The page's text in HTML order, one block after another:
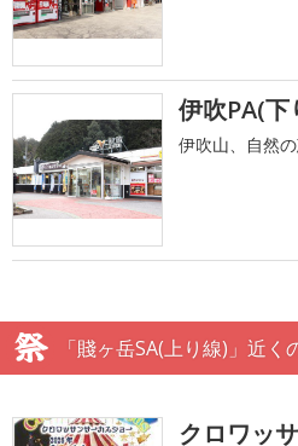
伊吹PA(下
伊吹山、自然
「賤ヶ岳SA(上り線)」近く
クロワッ